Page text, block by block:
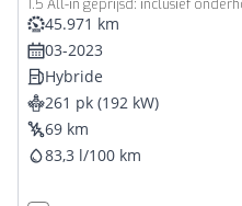
45.971 km
03-2023
Hybride
261 pk (192 kW)
69 km
83,3 l/100 km